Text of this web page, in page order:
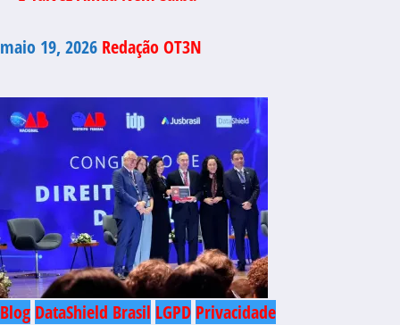
maio 19, 2026 Redação OT3N
Blog DataShield Brasil LGPD Privacidade